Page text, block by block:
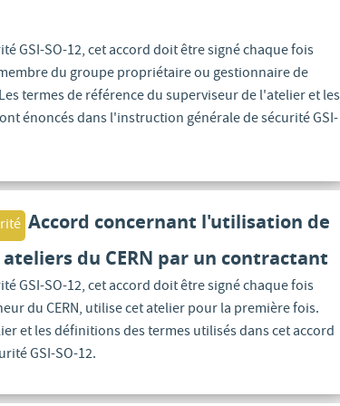
GSI-SO-12, cet accord doit être signé chaque fois
du groupe propriétaire ou gestionnaire de
termes de référence du superviseur de l'atelier et les
énoncés dans l'instruction générale de sécurité GSI-
Accord concernant l'utilisation de
du CERN par un contractant
GSI-SO-12, cet accord doit être signé chaque fois
du CERN, utilise cet atelier pour la première fois.
et les définitions des termes utilisés dans cet accord
GSI-SO-12.